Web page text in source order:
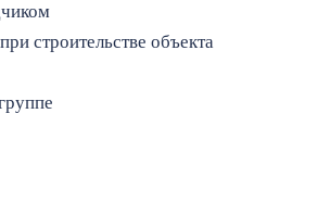
строительстве объекта